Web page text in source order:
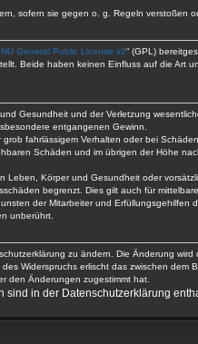
sofern sie gegen o. g. Regeln verstoßen
General Public License v2“ (GPL)
Beide haben keinen Einfluss auf die
Gesundheit und der Verletzung
entgangenen Gewinn.
fahrlässigem Verhalten oder bei
Schäden und im übrigen der Höhe
Körper und Gesundheit oder
begrenzt. Dies gilt auch für
der Mitarbeiter und Erfüllungsgehilfen
unberührt.
zu ändern. Die Änderung wird
Widerspruchs erlischt das zwischen dem
den Änderungen zugestimmt hat.
in der Datenschutzerklärung